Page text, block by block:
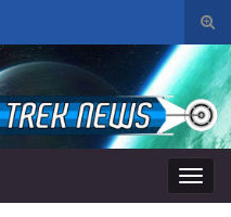
il
di
la